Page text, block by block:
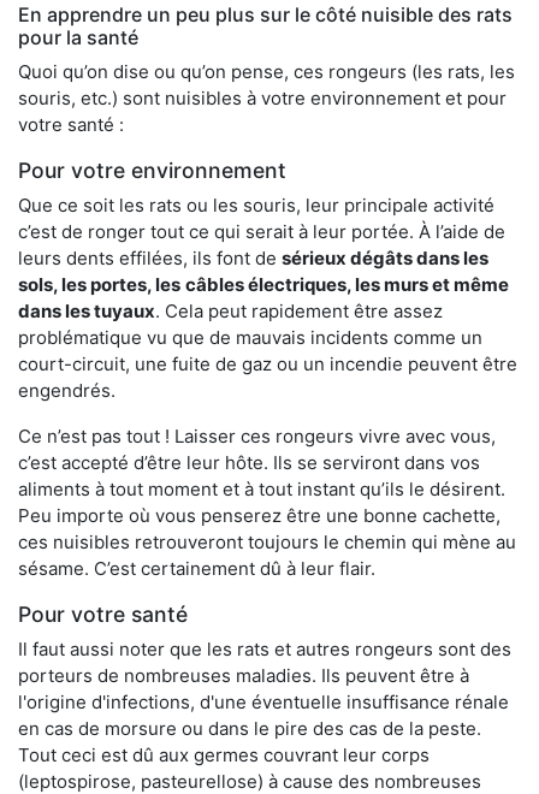
En apprendre un peu plus sur le côté nuisible des rats
pour la santé
Quoi qu’on dise ou qu’on pense, ces rongeurs (les rats, les
souris, etc.) sont nuisibles à votre environnement et pour
votre santé :
Pour votre environnement
Que ce soit les rats ou les souris, leur principale activité
c’est de ronger tout ce qui serait à leur portée. À l’aide de
leurs dents effilées, ils font de sérieux dégâts dans les
sols, les portes, les câbles électriques, les murs et même
dans les tuyaux. Cela peut rapidement être assez
problématique vu que de mauvais incidents comme un
court-circuit, une fuite de gaz ou un incendie peuvent être
engendrés.
Ce n’est pas tout ! Laisser ces rongeurs vivre avec vous,
c’est accepté d’être leur hôte. Ils se serviront dans vos
aliments à tout moment et à tout instant qu’ils le désirent.
Peu importe où vous penserez être une bonne cachette,
ces nuisibles retrouveront toujours le chemin qui mène au
sésame. C’est certainement dû à leur flair.
Pour votre santé
Il faut aussi noter que les rats et autres rongeurs sont des
porteurs de nombreuses maladies. Ils peuvent être à
l'origine d'infections, d'une éventuelle insuffisance rénale
en cas de morsure ou dans le pire des cas de la peste.
Tout ceci est dû aux germes couvrant leur corps
(leptospirose, pasteurellose) à cause des nombreuses